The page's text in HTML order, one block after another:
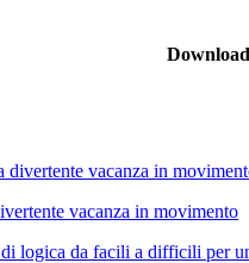
vacanza in movimento